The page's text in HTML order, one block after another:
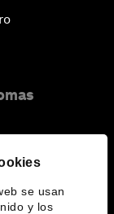
se usan
y los